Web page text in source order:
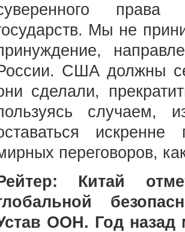
Мы не
США должны
сделали,
случаем,
переговоров,
Китай
ООН. Год назад